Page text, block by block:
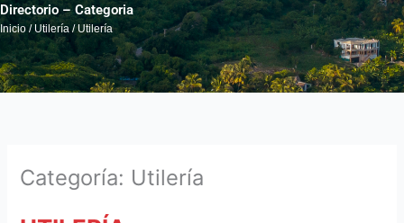
Directorio – Categoria
Inicio /Utilería /Utilería
Categoría: Utilería